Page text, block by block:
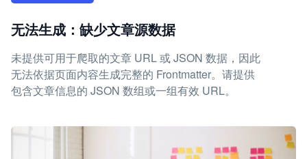
无法生成：缺少文章源数据
未提供可用于爬取的文章 URL 或 JSON 数据，因此
无法依据页面内容生成完整的 Frontmatter。请提供
包含文章信息的 JSON 数组或一组有效 URL。